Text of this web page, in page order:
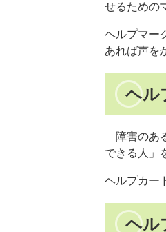
せるための
ヘルプマー
あれば声を
ヘル
障害のあ
できる人」
ヘルプカー
ヘル